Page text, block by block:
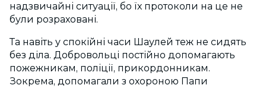
надзвичайні ситуації, бо їх протоколи на це не
були розраховані.
Та навіть у спокійні часи Шаулей теж не сидять
без діла. Добровольці постійно допомагають
пожежникам, поліції, прикордонникам.
Зокрема, допомагали з охороною Папи